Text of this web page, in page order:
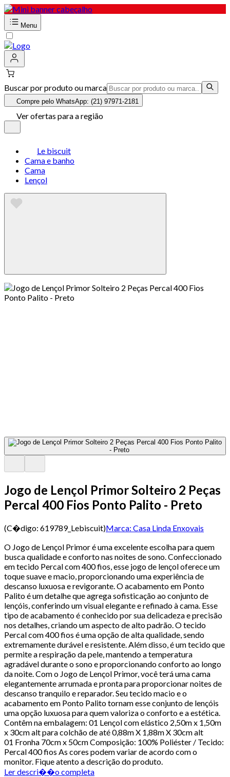
Menu
Buscar por produto ou marca
Compre pelo WhatsApp: (21) 97971-2181
Ver ofertas para a região
Le biscuit
Cama e banho
Cama
Lençol
Jogo de Lençol Primor Solteiro 2 Peças
Percal 400 Fios Ponto Palito - Preto
(C�digo: 619789_Lebiscuit)Marca: Casa Linda Enxovais
O Jogo de Lençol Primor é uma excelente escolha para quem
busca qualidade e conforto nas noites de sono. Confeccionado
em tecido Percal com 400 fios, esse jogo de lençol oferece um
toque suave e macio, proporcionando uma experiência de
descanso luxuosa e revigorante. O acabamento em Ponto
Palito é um detalhe que agrega sofisticação ao conjunto de
lençóis, conferindo um visual elegante e refinado à cama. Esse
tipo de acabamento é conhecido por sua delicadeza e precisão
nos detalhes, criando um aspecto de alto padrão. O tecido
Percal com 400 fios é uma opção de alta qualidade, sendo
extremamente durável e resistente. Além disso, é um tecido que
permite a respiração da pele, mantendo a temperatura
agradável durante o sono e proporcionando conforto ao longo
da noite. Com o Jogo de Lençol Primor, você terá uma cama
elegantemente arrumada e pronta para proporcionar noites de
descanso tranquilo e reparador. Seu tecido macio e o
acabamento em Ponto Palito tornam esse conjunto de lençóis
uma opção luxuosa para quem valoriza o conforto e a estética.
Contêm na embalagem: 01 Lençol com elástico 2,50m x 1,50m
x 30cm alt para colchão de até 0,88m X 1,88m X 30cm alt
01 Fronha 70cm x 50cm Composição: 100% Poliéster / Tecido:
Percal 400 fios As cores podem variar de acordo com o
monitor. Fique atento a descrição do produto.
Ler descri��o completa